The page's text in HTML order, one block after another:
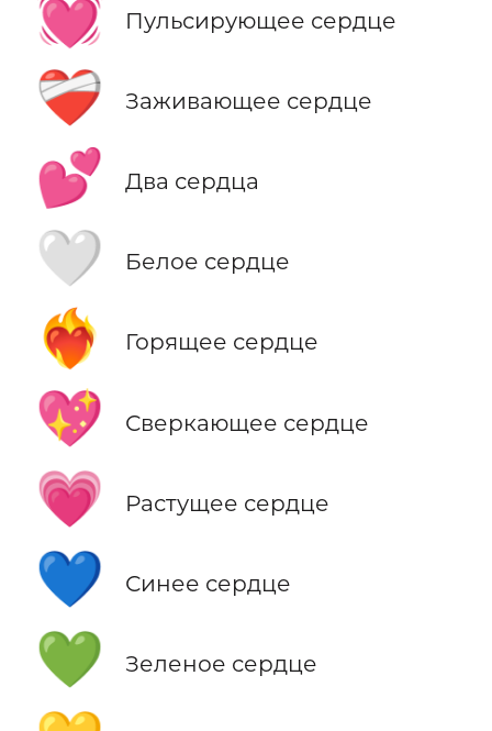
💓 Пульсирующее сердце
❤️‍🩹 Заживающее сердце
💕 Два сердца
🤍 Белое сердце
❤️‍🔥 Горящее сердце
💖 Сверкающее сердце
💗 Растущее сердце
💙 Синее сердце
💚 Зеленое сердце